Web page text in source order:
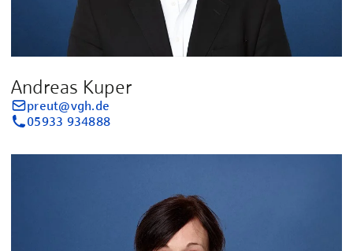
Andreas Kuper
preut@vgh.de
05933 934888